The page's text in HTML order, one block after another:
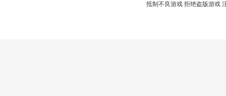
抵制不良游戏 拒绝盗版游戏